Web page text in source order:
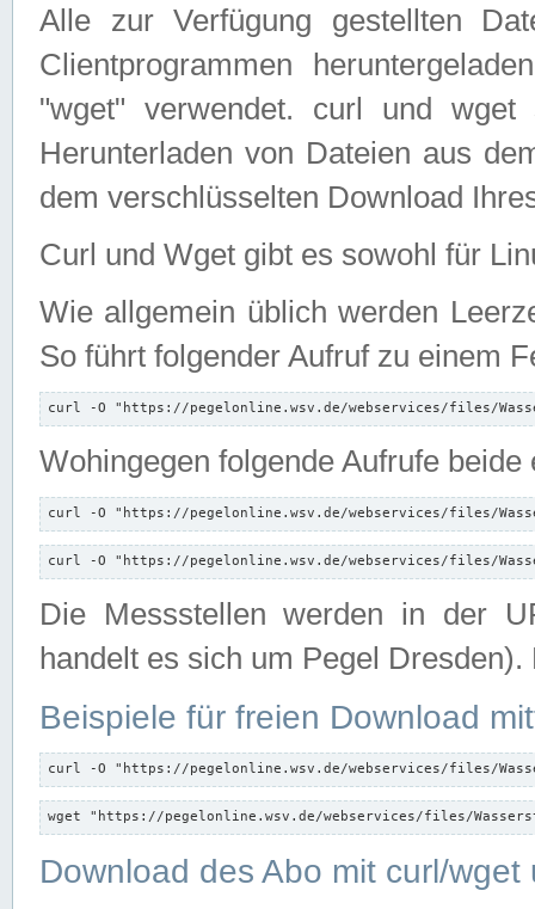
Alle zur Verfügung gestellten
Clientprogrammen
"wget" verwendet. curl und wget
Herunterladen von Dateien aus
dem verschlüsselten Download
Curl und Wget gibt es sowohl für
Wie allgemein üblich werden
So führt folgender Aufruf zu einem
curl -O "https://pegelonline.wsv.de/webservices/files/
Wohingegen folgende Aufrufe beide
curl -O "https://pegelonline.wsv.de/webservices/files/
curl -O "https://pegelonline.wsv.de/webservices/files/
Die Messstellen werden in der
handelt es sich um Pegel
Beispiele für freien Download
curl -O "https://pegelonline.wsv.de/webservices/files/
wget "https://pegelonline.wsv.de/webservices/files/
Download des Abo mit curl/